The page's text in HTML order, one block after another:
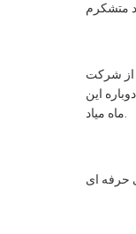
متشکرم
از شرکت
این
ماه میاد.
حرفه ای